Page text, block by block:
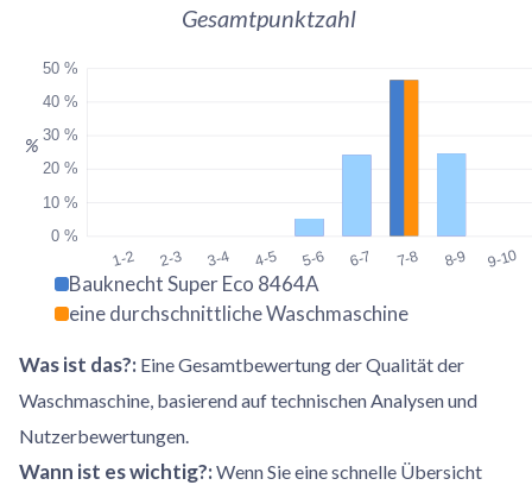
Gesamtpunktzahl
1-2 2-3 3-4 4-5 5-6 6-7 7-8 8-9 9-10
0 %
10 %
20 %
30 %
40 %
50 %
%
Bauknecht Super Eco 8464A
eine durchschnittliche Waschmaschine
Was ist das?: Eine Gesamtbewertung der Qualität der
Waschmaschine, basierend auf technischen Analysen und
Nutzerbewertungen.
Wann ist es wichtig?: Wenn Sie eine schnelle Übersicht